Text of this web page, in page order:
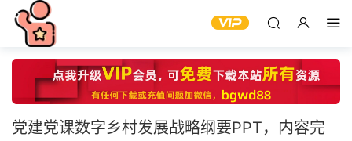
党建党课数字乡村发展战略纲要PPT，内容完